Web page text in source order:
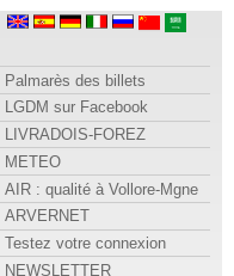
Palmarès des billets
LGDM sur Facebook
LIVRADOIS-FOREZ
METEO
AIR : qualité à Vollore-Mgne
ARVERNET
Testez votre connexion
NEWSLETTER